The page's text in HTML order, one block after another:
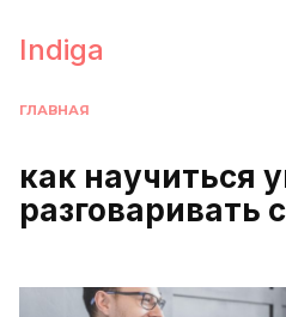
содержанию
Indiga
ГЛАВНАЯ
как научиться
разговаривать